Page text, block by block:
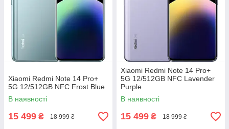
Xiaomi Redmi Note 14 Pro+
5G 12/512GB NFC Frost Blue
В наявності
15 499 ₴ 18 999 ₴
Xiaomi Redmi Note 14 Pro+
5G 12/512GB NFC Lavender
Purple
В наявності
15 499 ₴ 18 999 ₴